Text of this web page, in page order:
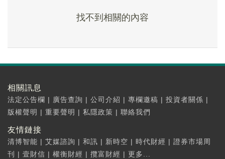
找不到相關的內容
相關訊息
法定公告欄 | 廣告查詢 | 公司介紹 | 專欄邀稿 | 投資者關係 |
版權聲明 | 重要聲明 | 私隱政策 | 聯絡我們
友情鏈接
清博智能 | 艾媒諮詢 | 和訊 | 新時空 | 時代財經 | 證券市場周
刊
| 壹財信 | 權衡財經 | 攬富財經 | 更多...